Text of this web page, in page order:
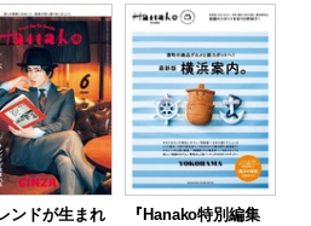
ンドが生まれ
『Hanako特別編集